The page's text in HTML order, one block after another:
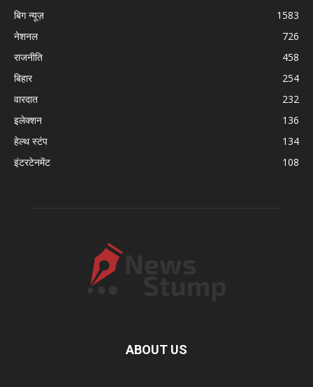
बिग न्यूज़
1583
नेशनल
726
राजनीति
458
बिहार
254
वारदात
232
इलेक्शन
136
हेल्थ स्टंप
134
इंटरटेनमेंट
108
ABOUT US